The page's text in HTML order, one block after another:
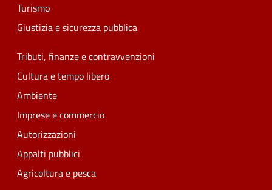
Turismo
Giustizia e sicurezza pubblica
Tributi, finanze e contravvenzioni
Cultura e tempo libero
Ambiente
Imprese e commercio
Autorizzazioni
Appalti pubblici
Agricoltura e pesca